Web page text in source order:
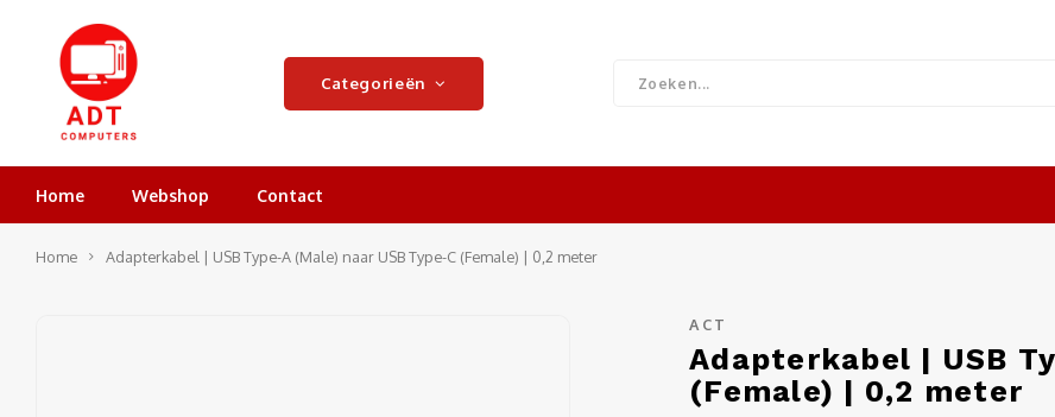
Categorieën
Home Webshop Contact
Home Adapterkabel | USB Type-A (Male) naar USB Type-C (Female) | 0,2 meter
ACT
Adapterkabel | USB
(Female) | 0,2 meter